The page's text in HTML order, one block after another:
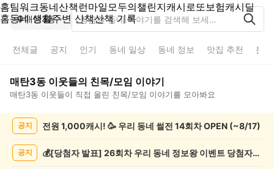
홈팀워크동네산책런마일모두의챌린지캐시로또보험캐시딜
홈동네 생활주변 산책산책 기록
매탄3동
전체글 공지 인기 동네 일상 동네 정보 맛집 추천 분
매탄3동 이웃들의 친목/모임 이야기
매탄3동 이웃들이 직접 올린 친목/모임 이야기를 모아봐요
공지 전원 1,000캐시! 🥳 우리 동네 썰전 14회차 OPEN (~8/17)
공지 💰[당첨자 발표] 26회차 우리 동네 정보왕 이벤트 당첨자를 발표합니다!